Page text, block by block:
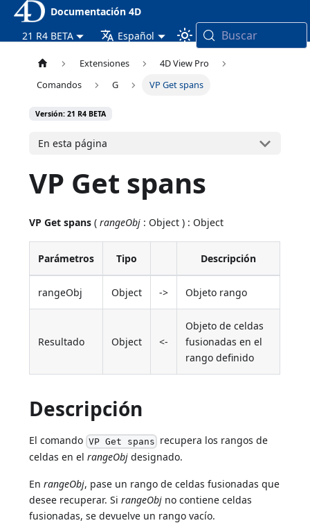
Documentación 4D
21 R4 BETA
Español Buscar
Extensiones
4D View Pro
Comandos
G VP Get spans
Versión: 21 R4 BETA
En esta página
VP Get spans
VP Get spans (rangeObj : Object ) : Object
Parámetros Tipo Descripción
rangeObj Object -> Objeto rango
Resultado Object <-
Objeto de celdas
fusionadas en el
rango definido
Descripción
El comando VP Get spans recupera los rangos de
celdas en elrangeObj designado.
EnrangeObj, pase un rango de celdas fusionadas que
desee recuperar. SirangeObj no contiene celdas
fusionadas, se devuelve un rango vacío.